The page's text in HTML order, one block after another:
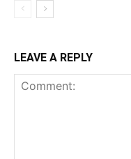
LEAVE A REPLY